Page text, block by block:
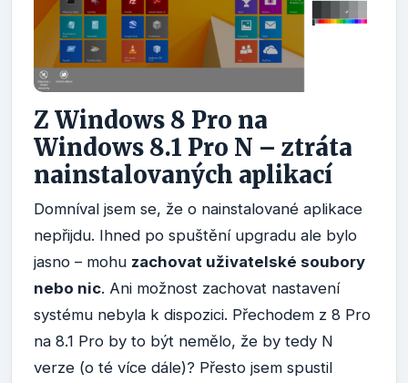
Z Windows 8 Pro na
Windows 8.1 Pro N – ztráta
nainstalovaných aplikací
Domníval jsem se, že o nainstalované aplikace
nepřijdu. Ihned po spuštění upgradu ale bylo
jasno – mohu zachovat uživatelské soubory
nebo nic. Ani možnost zachovat nastavení
systému nebyla k dispozici. Přechodem z 8 Pro
na 8.1 Pro by to být nemělo, že by tedy N
verze (o té více dále)? Přesto jsem spustil